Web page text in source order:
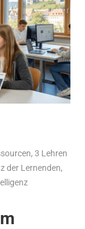
,3 Lehren
der Lernenden,